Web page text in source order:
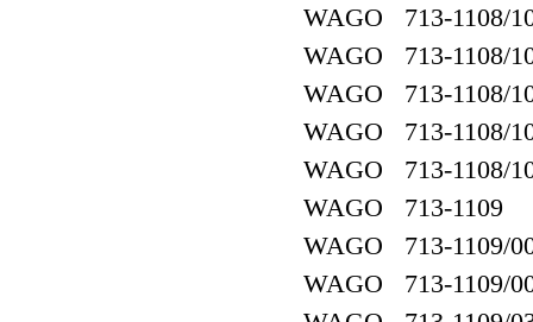
WAGO 713-1108/
WAGO 713-1108/
WAGO 713-1108/
WAGO 713-1108/
WAGO 713-1108/
WAGO 713-1109
WAGO 713-1109/
WAGO 713-1109/